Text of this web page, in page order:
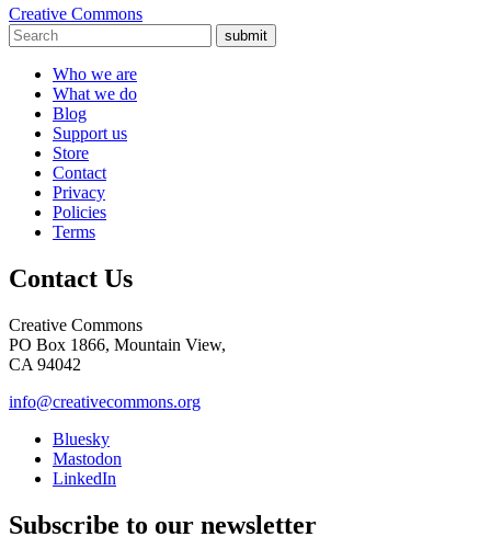
Creative Commons
submit
Who we are
What we do
Blog
Support us
Store
Contact
Privacy
Policies
Terms
Contact Us
Creative Commons
PO Box 1866, Mountain View,
CA 94042
info@creativecommons.org
Bluesky
Mastodon
LinkedIn
Subscribe to our newsletter